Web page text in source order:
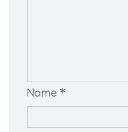
Name *